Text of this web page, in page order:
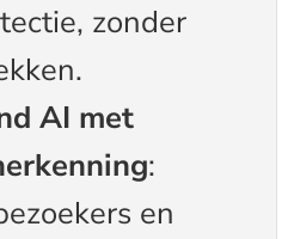
zonder
AI met
:
en